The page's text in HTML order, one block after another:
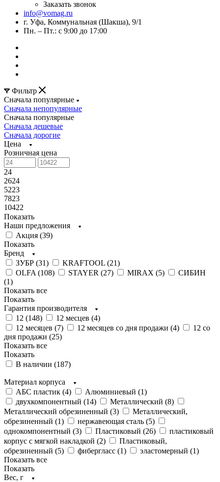
Заказать звонок
info@vomag.ru
г. Уфа, Коммунальная (Шакша), 9/1
Пн. – Пт.: с 9:00 до 17:00
Фильтр
Сначала популярные
Сначала непопулярные
Сначала популярные
Сначала дешевые
Сначала дорогие
Цена
Розничная цена
24
2624
5223
7823
10422
Показать
Наши предложения
Акция (39)
Показать
Бренд
ЗУБР (31) KRAFTOOL (21)
OLFA (108) STAYER (27) MIRAX (5)
СИБИН
(1)
Показать все
Показать
Гарантия производителя
12 (148) 12 месцев (4)
12 месяцев (7) 12 месяцев со дня продажи (4)
12 со
дня продажи (25)
Показать все
Показать
В наличии (187)
Материал корпуса
АБС пластик (4) Алюминиевый (1)
двухкомпонентный (14) Металлический (8)
Металлический обрезиненный (3)
Металлический,
обрезиненный (1) нержавеющая сталь (5)
однокомпонентный (3) Пластиковый (26)
пластиковый
корпус с мягкой накладкой (2)
Пластиковый,
обрезиненный (5) фибергласс (1) эластомерный (1)
Показать все
Показать
Вес, г